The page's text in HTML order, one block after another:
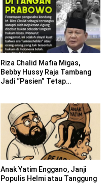
Riza Chalid Mafia Migas,
Bebby Hussy Raja Tambang
Jadi “Pasien” Tetap
Anak Yatim Enggano, Janji
Populis Helmi atau Tanggung